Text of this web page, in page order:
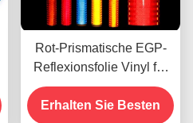
Rot-Prismatische EGP-
Reflexionsfolie Vinyl für
den UV-Druck mit Öko-
Lösungsmitteln
Erhalten Sie Besten